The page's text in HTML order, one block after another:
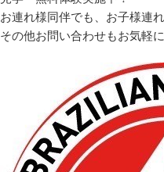
お連れ様同伴でも、お子様連
その他お問い合わせもお気軽